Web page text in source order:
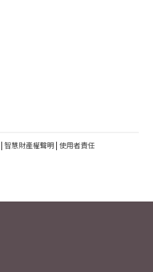
| 智慧財產權聲明 | 使用者責任